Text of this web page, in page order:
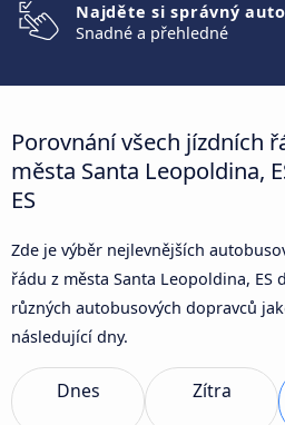
Najděte si správný
Snadné a přehledné
Porovnání všech jízdních
města Santa Leopoldina,
ES
Zde je výběr nejlevnějších
řádu z města Santa Leopoldina, ES
různých autobusových dopravců
následující dny.
Dnes Zítra